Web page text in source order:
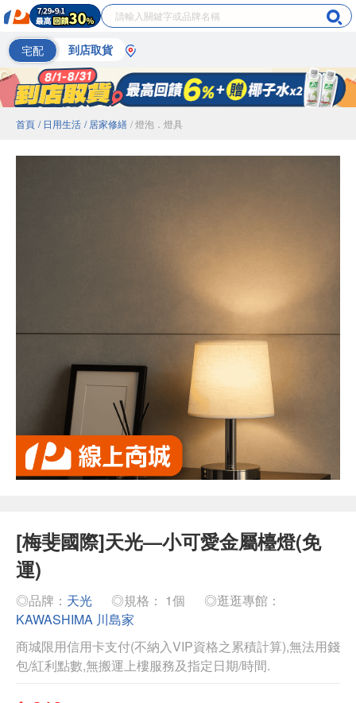
宅配 到店取貨
首頁 / 日用生活 / 居家修繕 / 燈泡．燈具
[梅斐國際]天光—小可愛金屬檯燈(免
運)
◎品牌： 天光 ◎規格： 1個
◎逛逛專館：
KAWASHIMA 川島家
商城限用信用卡支付(不納入VIP資格之累積計算),無法用錢
包/紅利點數,無搬運上樓服務及指定日期/時間.